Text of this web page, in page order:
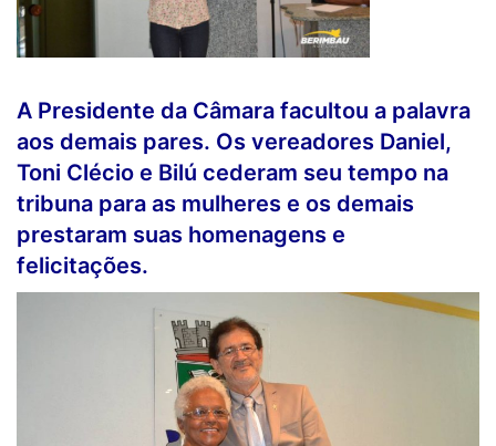
A Presidente da Câmara facultou a palavra
aos demais pares. Os vereadores Daniel,
Toni Clécio e Bilú cederam seu tempo na
tribuna para as mulheres e os demais
prestaram suas homenagens e
felicitações.